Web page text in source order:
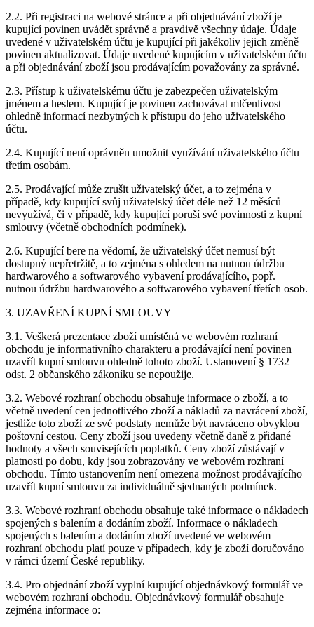
2.2. Při registraci na webové stránce a při objednávání zboží je
kupující povinen uvádět správně a pravdivě všechny údaje. Údaje
uvedené v uživatelském účtu je kupující při jakékoliv jejich změně
povinen aktualizovat. Údaje uvedené kupujícím v uživatelském účtu
a při objednávání zboží jsou prodávajícím považovány za správné.
2.3. Přístup k uživatelskému účtu je zabezpečen uživatelským
jménem a heslem. Kupující je povinen zachovávat mlčenlivost
ohledně informací nezbytných k přístupu do jeho uživatelského
účtu.
2.4. Kupující není oprávněn umožnit využívání uživatelského účtu
třetím osobám.
2.5. Prodávající může zrušit uživatelský účet, a to zejména v
případě, kdy kupující svůj uživatelský účet déle než 12 měsíců
nevyužívá, či v případě, kdy kupující poruší své povinnosti z kupní
smlouvy (včetně obchodních podmínek).
2.6. Kupující bere na vědomí, že uživatelský účet nemusí být
dostupný nepřetržitě, a to zejména s ohledem na nutnou údržbu
hardwarového a softwarového vybavení prodávajícího, popř.
nutnou údržbu hardwarového a softwarového vybavení třetích osob.
3. UZAVŘENÍ KUPNÍ SMLOUVY
3.1. Veškerá prezentace zboží umístěná ve webovém rozhraní
obchodu je informativního charakteru a prodávající není povinen
uzavřít kupní smlouvu ohledně tohoto zboží. Ustanovení § 1732
odst. 2 občanského zákoníku se nepoužije.
3.2. Webové rozhraní obchodu obsahuje informace o zboží, a to
včetně uvedení cen jednotlivého zboží a nákladů za navrácení zboží,
jestliže toto zboží ze své podstaty nemůže být navráceno obvyklou
poštovní cestou. Ceny zboží jsou uvedeny včetně daně z přidané
hodnoty a všech souvisejících poplatků. Ceny zboží zůstávají v
platnosti po dobu, kdy jsou zobrazovány ve webovém rozhraní
obchodu. Tímto ustanovením není omezena možnost prodávajícího
uzavřít kupní smlouvu za individuálně sjednaných podmínek.
3.3. Webové rozhraní obchodu obsahuje také informace o nákladech
spojených s balením a dodáním zboží. Informace o nákladech
spojených s balením a dodáním zboží uvedené ve webovém
rozhraní obchodu platí pouze v případech, kdy je zboží doručováno
v rámci území České republiky.
3.4. Pro objednání zboží vyplní kupující objednávkový formulář ve
webovém rozhraní obchodu. Objednávkový formulář obsahuje
zejména informace o: